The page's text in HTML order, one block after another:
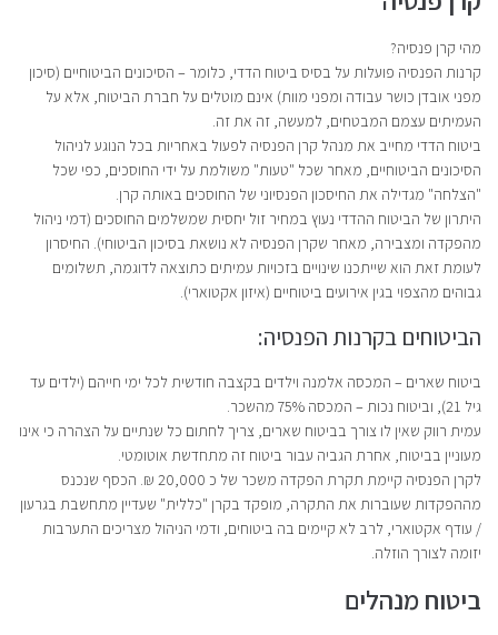
מהי קרן פנסיה?
קרנות הפנסיה פועלות על בסיס ביטוח הדדי, כלומר – הסיכונים הביטוחיים (סיכון
מפני אובדן כושר עבודה ומפני מוות) אינם מוטלים על חברת הביטוח, אלא על
העמיתים עצמם המבטחים, למעשה, זה את זה.
ביטוח הדדי מחייב את מנהל קרן הפנסיה לפעול באחריות בכל הנוגע לניהול
הסיכונים הביטוחיים, מאחר שכל "טעות" משולמת על ידי החוסכים, כפי שכל
"הצלחה" מגדילה את החיסכון הפנסיוני של החוסכים באותה קרן.
היתרון של הביטוח ההדדי נעוץ במחיר זול יחסית שמשלמים החוסכים (דמי ניהול
מהפקדה ומצבירה, מאחר שקרן הפנסיה לא נושאת בסיכון הביטוחי). החיסרון
לעומת זאת הוא שייתכנו שינויים בזכויות עמיתים כתוצאה לדוגמה, תשלומים
גבוהים מהצפוי בגין אירועים ביטוחיים (איזון אקטוארי).
הביטוחים בקרנות הפנסיה:
ביטוח שארים – המכסה אלמנה וילדים בקצבה חודשית לכל ימי חייהם (ילדים עד
גיל 21), וביטוח נכות – המכסה 75% מהשכר.
עמית רווק שאין לו צורך בביטוח שארים, צריך לחתום כל שנתיים על הצהרה כי אינו
מעוניין בביטוח, אחרת הגביה עבור ביטוח זה מתחדשת אוטומטי.
לקרן הפנסיה קיימת תקרת הפקדה משכר של כ 20,000 ₪. הכסף שנכנס
מההפקדות שעוברות את התקרה, מופקד בקרן "כללית" שעדיין מתחשבת בגרעון
/ עודף אקטוארי, לרב לא קיימים בה ביטוחים, ודמי הניהול מצריכים התערבות
יזומה לצורך הוזלה.
ביטוח מנהלים